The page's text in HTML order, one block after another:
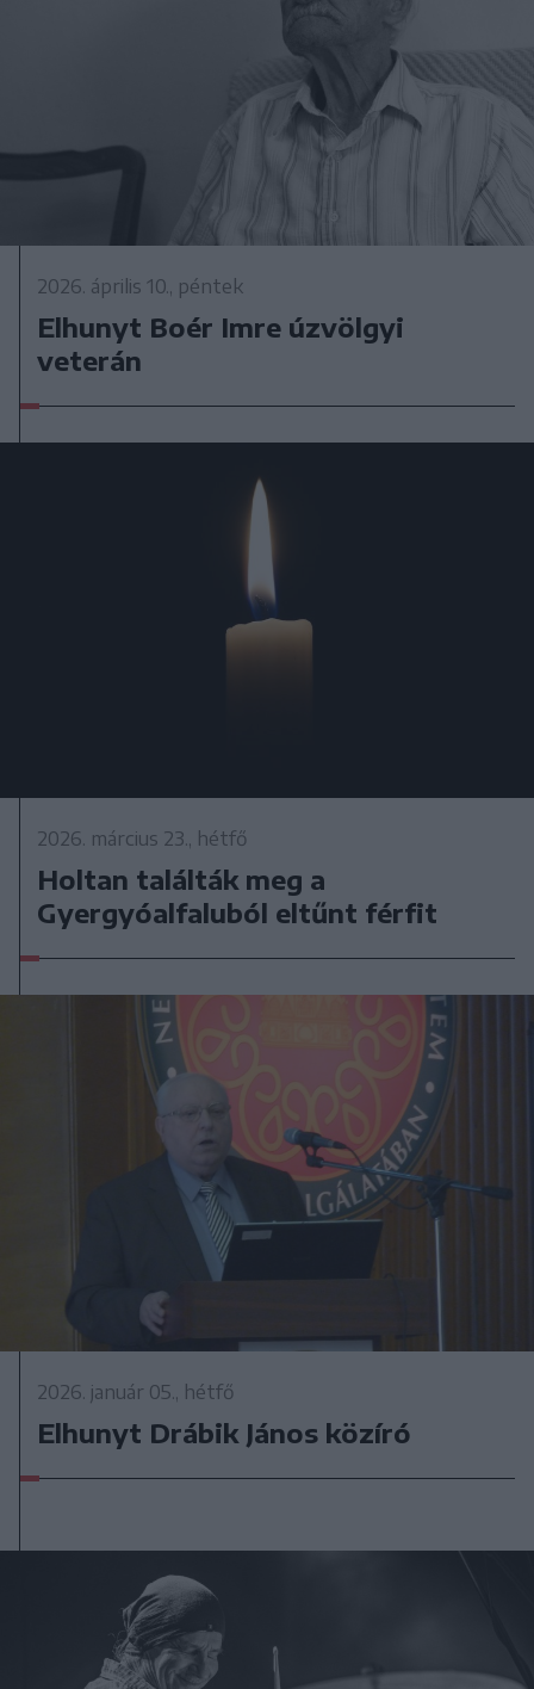
2026. április 10., péntek
Elhunyt Boér Imre úzvölgyi
veterán
2026. március 23., hétfő
Holtan találták meg a
Gyergyóalfaluból eltűnt férfit
2026. január 05., hétfő
Elhunyt Drábik János közíró